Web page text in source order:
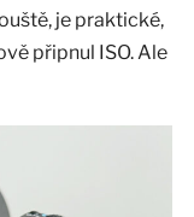
je praktické,
připnul ISO. Ale